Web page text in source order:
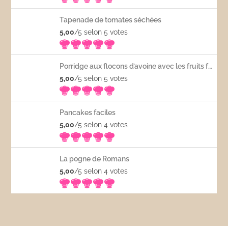
Tapenade de tomates séchées
5,00/5 selon 5votes
Porridge aux flocons d’avoine avec les fruits frais
5,00/5 selon 5votes
Pancakes faciles
5,00/5 selon 4votes
La pogne de Romans
5,00/5 selon 4votes